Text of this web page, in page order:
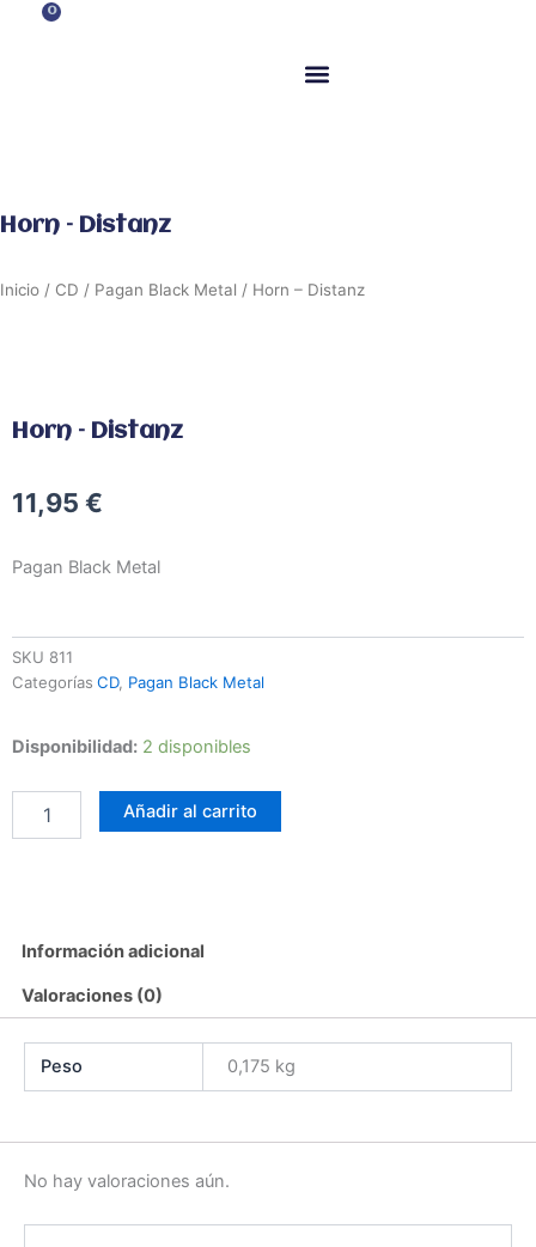
0
Carrito
Horn – Distanz
Inicio / CD / Pagan Black Metal / Horn – Distanz
Horn – Distanz
11,95 €
Pagan Black Metal
SKU 811
Categorías CD, Pagan Black Metal
Disponibilidad: 2 disponibles
Horn
Distanz
cantidad
Añadir al carrito
Información adicional
Valoraciones (0)
Peso 0,175 kg
No hay valoraciones aún.